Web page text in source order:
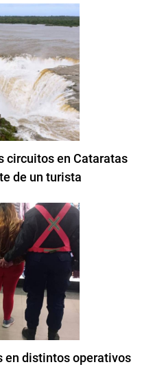
circuitos en Cataratas
de un turista
en distintos operativos